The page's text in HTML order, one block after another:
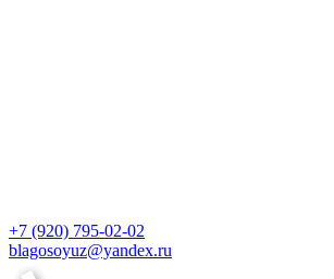
+7 (920) 795-02-02
blagosoyuz@yandex.ru